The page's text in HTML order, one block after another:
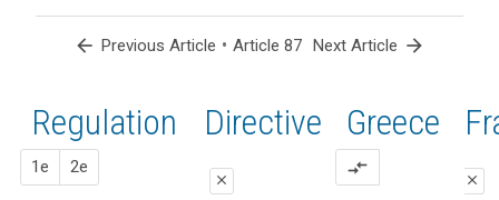
to article
to
article
87
identification
number
arrow_back Previous Article • Article 87 Next Article arrow_forward
Regulation
1e 2e
1st
proposal
2nd
proposal
Directive
close
Greece
compare_arrows
close